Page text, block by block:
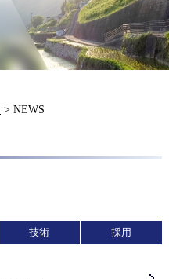
> NEWS
技術 採用